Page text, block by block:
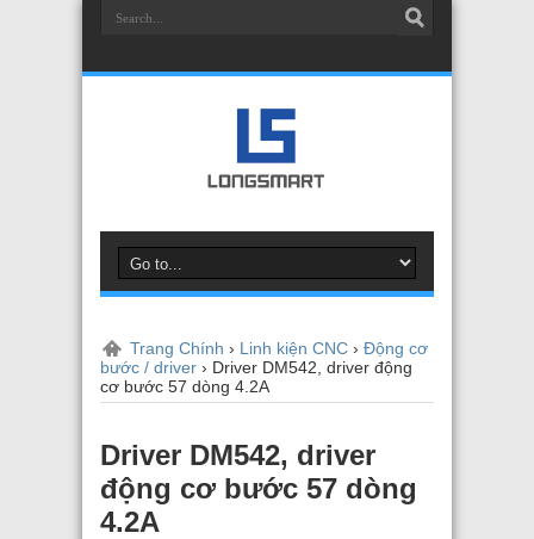
Trang Chính › Linh kiện CNC › Động cơ
bước / driver › Driver DM542, driver động
cơ bước 57 dòng 4.2A
Driver DM542, driver
động cơ bước 57 dòng
4.2A